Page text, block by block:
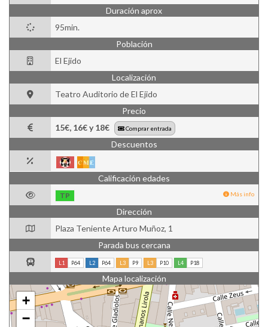
Duración aprox
95min.
Población
El Ejido
Localización
Teatro Auditorio de El Ejido
Precio
15€, 16€ y 18€
Comprar entrada
Descuentos
Calificación edades
TP Más info
Dirección
Plaza Teniente Arturo Muñoz, 1
Parada bus cercana
L1 P64 L2 P64 L3 P9 L3 P10 L4 P18
Mapa localización
+
−